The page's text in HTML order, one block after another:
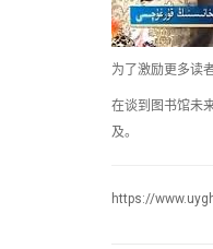
为了激励更多读
在谈到图书馆未
及。
https://